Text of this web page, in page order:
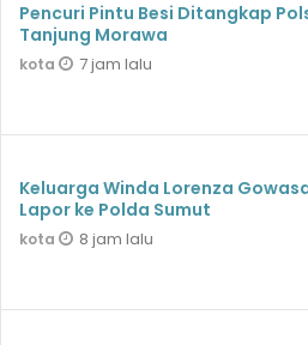
Pencuri Pintu Besi Ditangkap
Tanjung Morawa
kota 7 jam lalu
Keluarga Winda Lorenza
Lapor ke Polda Sumut
kota 8 jam lalu